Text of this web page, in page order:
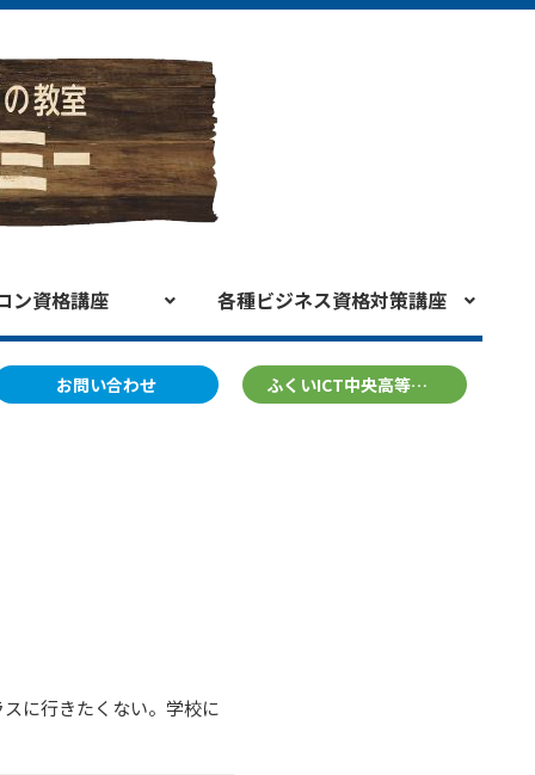
ン資格講座 各種ビジネス資格対策講座
お問い合わせ ふくいICT中央高等学院
に行きたくない。学校に